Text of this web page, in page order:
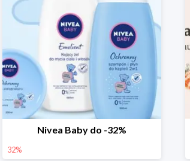
Nivea Baby do -32%
32%